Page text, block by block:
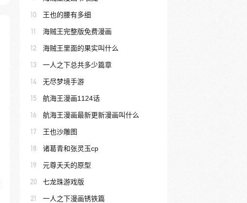
10 王也的腰有多细
11 海贼王完整版免费漫画
12 海贼王里面的果实叫什么
13 一人之下总共多少篇章
14 无尽梦境手游
15 航海王漫画1124话
16 航海王漫画最新更新漫画叫什么
17 王也沙雕图
18 诸葛青和张灵玉cp
19 元尊夭夭的原型
20 七龙珠游戏版
21 一人之下漫画锈铁篇